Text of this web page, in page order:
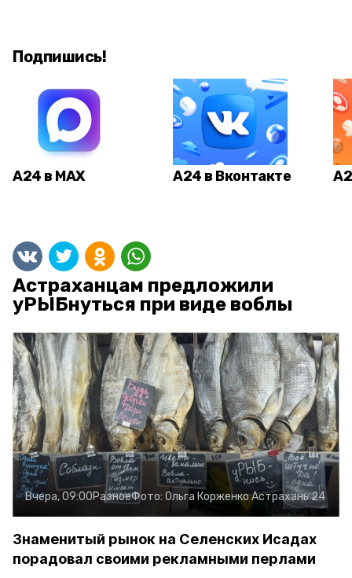
Подпишись!
А24 в MAX А24 в Вконтакте
Астраханцам предложили
уРЫБнуться при виде воблы
Вчера, 09:00РазноеФото: Ольга КорженкоАстрахань 24
Знаменитый рынок на Селенских Исадах
порадовал своими рекламными перлами